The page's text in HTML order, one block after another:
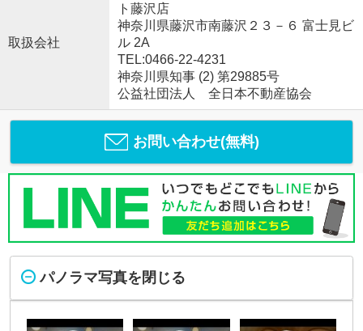
取扱会社
ト藤沢店
神奈川県藤沢市南藤沢２３－６ 富士見ビ
ル 2A
TEL:0466-22-4231
神奈川県知事 (2) 第29885号
公益社団法人 全日本不動産協会
お問い合わせ(無料)
パノラマ写真を閉じる